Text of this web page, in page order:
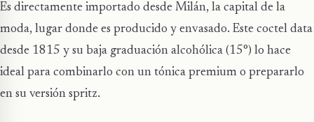
Es directamente importado desde Milán, la capital de la
moda, lugar donde es producido y envasado. Este coctel data
desde 1815 y su baja graduación alcohólica (15°) lo hace
ideal para combinarlo con un tónica premium o prepararlo
en su versión spritz.